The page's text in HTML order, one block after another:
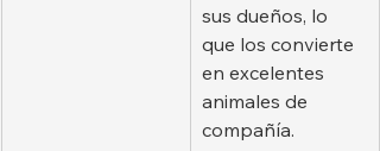
sus dueños, lo
que los convierte
en excelentes
animales de
compañía.